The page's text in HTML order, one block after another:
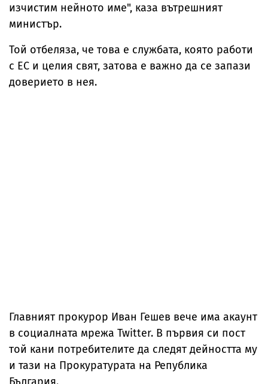
изчистим нейното име", каза вътрешният
министър.
Той отбеляза, че това е службата, която работи
с ЕС и целия свят, затова е важно да се запази
доверието в нея.
Главният прокурор Иван Гешев вече има акаунт
в социалната мрежа Twitter. В първия си пост
той кани потребителите да следят дейността му
и тази на Прокуратурата на Република